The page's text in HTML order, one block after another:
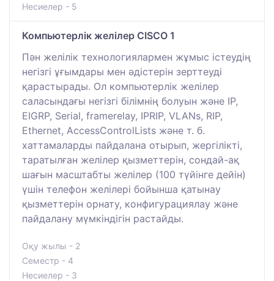
Несиелер - 5
Компьютерлік желілер CISCO 1
Пән желілік технологиялармен жұмыс істеудің
негізгі ұғымдары мен әдістерін зерттеуді
қарастырады. Ол компьютерлік желілер
саласындағы негізгі білімнің болуын және IP,
EIGRP, Serial, framerelay, IPRIP, VLANs, RIP,
Ethernet, AccessControlLists және т. б.
хаттамаларды пайдалана отырып, жергілікті,
таратылған желілер қызметтерін, сондай-ақ
шағын масштабты желілер (100 түйінге дейін)
үшін телефон желілері бойынша қатынау
қызметтерін орнату, конфигурациялау және
пайдалану мүмкіндігін растайды.
Оқу жылы - 2
Семестр - 4
Несиелер - 3